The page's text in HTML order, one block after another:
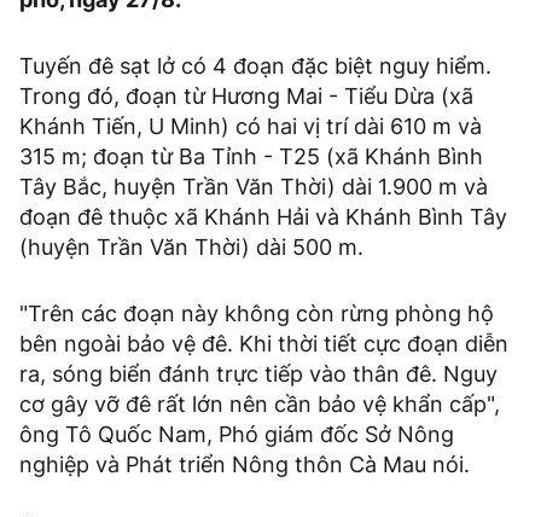
Tuyến đê sạt lở có 4 đoạn đặc biệt nguy hiểm.
Trong đó, đoạn từ Hương Mai - Tiểu Dừa (xã
Khánh Tiến, U Minh) có hai vị trí dài 610 m và
315 m; đoạn từ Ba Tỉnh - T25 (xã Khánh Bình
Tây Bắc, huyện Trần Văn Thời) dài 1.900 m và
đoạn đê thuộc xã Khánh Hải và Khánh Bình Tây
(huyện Trần Văn Thời) dài 500 m.
"Trên các đoạn này không còn rừng phòng hộ
bên ngoài bảo vệ đê. Khi thời tiết cực đoạn diễn
ra, sóng biển đánh trực tiếp vào thân đê. Nguy
cơ gây vỡ đê rất lớn nên cần bảo vệ khẩn cấp",
ông Tô Quốc Nam, Phó giám đốc Sở Nông
nghiệp và Phát triển Nông thôn Cà Mau nói.